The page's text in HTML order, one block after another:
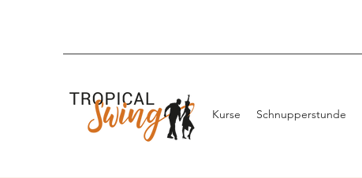
Kurse Schnupperstunde